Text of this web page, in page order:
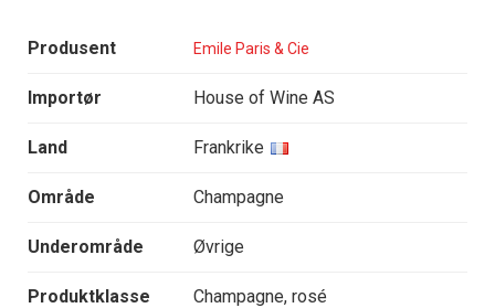
Produsent Emile Paris & Cie
Importør House of Wine AS
Land Frankrike
Område Champagne
Underområde Øvrige
Produktklasse Champagne, rosé